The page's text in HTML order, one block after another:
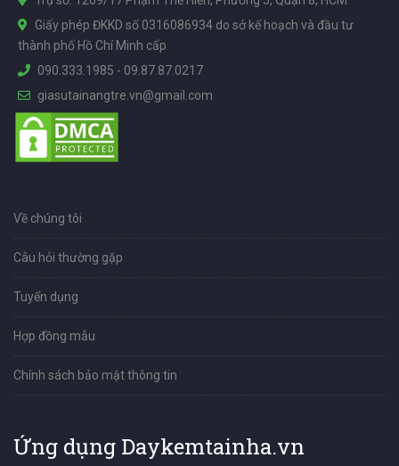
Giấy phép ĐKKD số 0316086934 do sở kế hoạch và đầu tư
thành phố Hồ Chí Minh cấp
090.333.1985 - 09.87.87.0217
giasutainangtre.vn@gmail.com
Về chúng tôi
Câu hỏi thường gặp
Tuyển dụng
Hợp đồng mẫu
Chính sách bảo mật thông tin
Ứng dụng Daykemtainha.vn